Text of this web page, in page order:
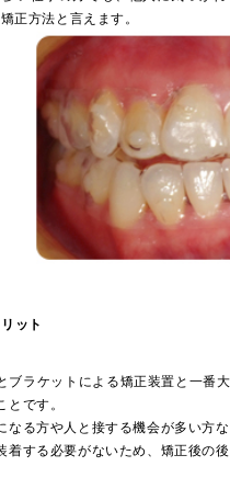
正方法と言えます。
ット
ブラケットによる矯正装置と一番
とです。
なる方や人と接する機会が多い方な
着する必要がないため、矯正後の